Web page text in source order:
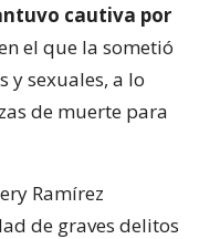
cautiva por
el que la sometió
y sexuales, a lo
de muerte para
Ramírez
de graves delitos